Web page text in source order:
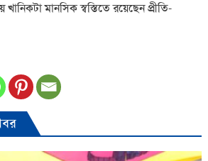
মানসিক স্বস্তিতে রয়েছেন প্রীতি-